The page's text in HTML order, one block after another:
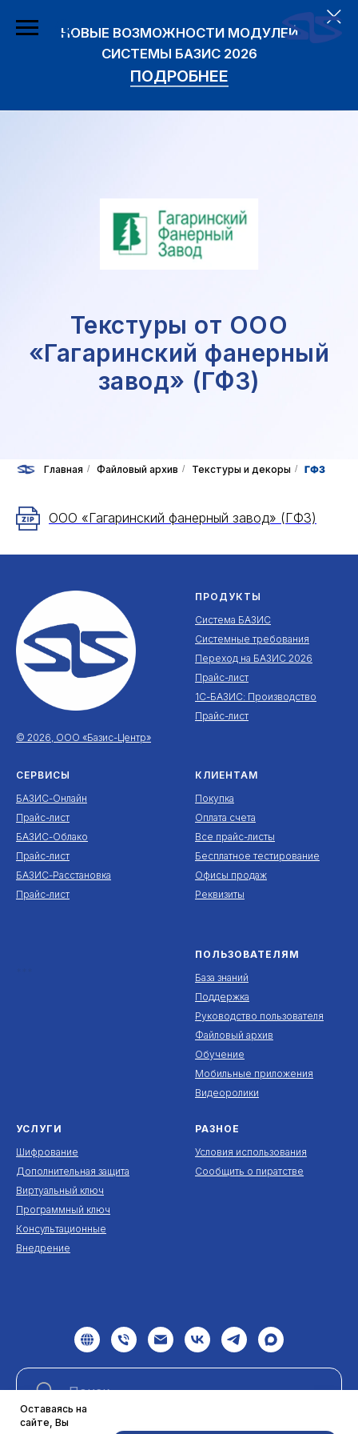
СИСТЕМЫ БАЗИС 2026
ПОДРОБНЕЕ
Текстуры от ООО
«Гагаринский фанерный
завод» (ГФЗ)
Главная / Файловый архив / Текстуры и декоры / ГФЗ
ООО «Гагаринский фанерный завод» (ГФЗ)
© 2026, ООО «Базис-Центр»
ПРОДУКТЫ
Система БАЗИС
Системные требования
Переход на БАЗИС 2026
Прайс-лист
1С-БАЗИС: Производство
Прайс-лист
СЕРВИСЫ
БАЗИС-Онлайн
Прайс-лист
БАЗИС-Облако
Прайс-лист
БАЗИС-Расстановка
Прайс-лист
КЛИЕНТАМ
Покупка
Оплата счета
Все прайс-листы
Бесплатное тестирование
Офисы продаж
Реквизиты
ПОЛЬЗОВАТЕЛЯМ
База знаний
Поддержка
Руководство пользователя
Файловый архив
Обучение
Мобильные приложения
Видеоролики
УСЛУГИ
Шифрование
Дополнительная защита
Виртуальный ключ
Программный ключ
Консультационные
Внедрение
РАЗНОЕ
Условия использования
Сообщить о пиратстве
Оставаясь на
сайте, Вы